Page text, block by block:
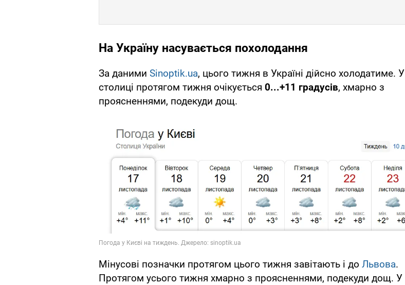
На Україну насувається похолодання
За даними Sinoptik.ua, цього тижня в Україні дійсно холодатиме. У
столиці протягом тижня очікується 0...+11 градусів, хмарно з
проясненнями, подекуди дощ.
Мінусові позначки протягом цього тижня завітають і до Львова.
Протягом усього тижня хмарно з проясненнями, подекуди дощ. У